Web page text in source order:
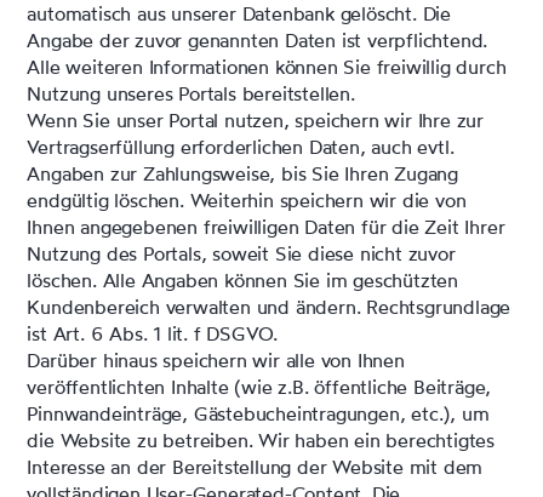
automatisch aus unserer Datenbank gelöscht. Die
Angabe der zuvor genannten Daten ist verpflichtend.
Alle weiteren Informationen können Sie freiwillig durch
Nutzung unseres Portals bereitstellen.
Wenn Sie unser Portal nutzen, speichern wir Ihre zur
Vertragserfüllung erforderlichen Daten, auch evtl.
Angaben zur Zahlungsweise, bis Sie Ihren Zugang
endgültig löschen. Weiterhin speichern wir die von
Ihnen angegebenen freiwilligen Daten für die Zeit Ihrer
Nutzung des Portals, soweit Sie diese nicht zuvor
löschen. Alle Angaben können Sie im geschützten
Kundenbereich verwalten und ändern. Rechtsgrundlage
ist Art. 6 Abs. 1 lit. f DSGVO.
Darüber hinaus speichern wir alle von Ihnen
veröffentlichten Inhalte (wie z.B. öffentliche Beiträge,
Pinnwandeinträge, Gästebucheintragungen, etc.), um
die Website zu betreiben. Wir haben ein berechtigtes
Interesse an der Bereitstellung der Website mit dem